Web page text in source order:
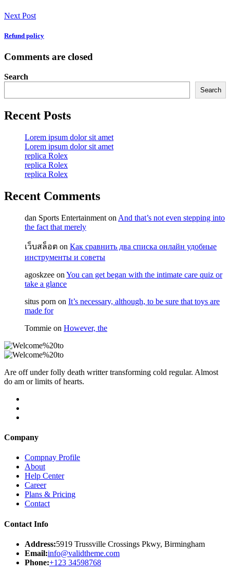
Next Post
Refund policy
Comments are closed
Search
Search
Recent Posts
Lorem ipsum dolor sit amet
Lorem ipsum dolor sit amet
replica Rolex
replica Rolex
replica Rolex
Recent Comments
dan Sports Entertainment on And that’s not even stepping into
the fact that merely
เว็บสล็อต on Как сравнить два списка онлайн удобные
инструменты и советы
agoskzee on You can get began with the intimate care quiz or
take a glance
situs porn on It’s necessary, although, to be sure that toys are
made for
Tommie on However, the
Are off under folly death writter transforming cold regular. Almost
do am or limits of hearts.
Company
Compnay Profile
About
Help Center
Career
Plans & Pricing
Contact
Contact Info
Address:5919 Trussville Crossings Pkwy, Birmingham
Email:info@validtheme.com
Phone:+123 34598768